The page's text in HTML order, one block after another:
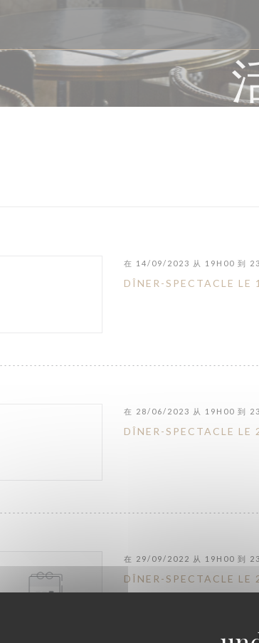
在 14/09/2023 从 19H00 到
DÎNER-SPECTACLE
在 28/06/2023 从 19H00 到
DÎNER-SPECTACLE
在 29/09/2022 从 19H00 到
DÎNER-SPECTACLE